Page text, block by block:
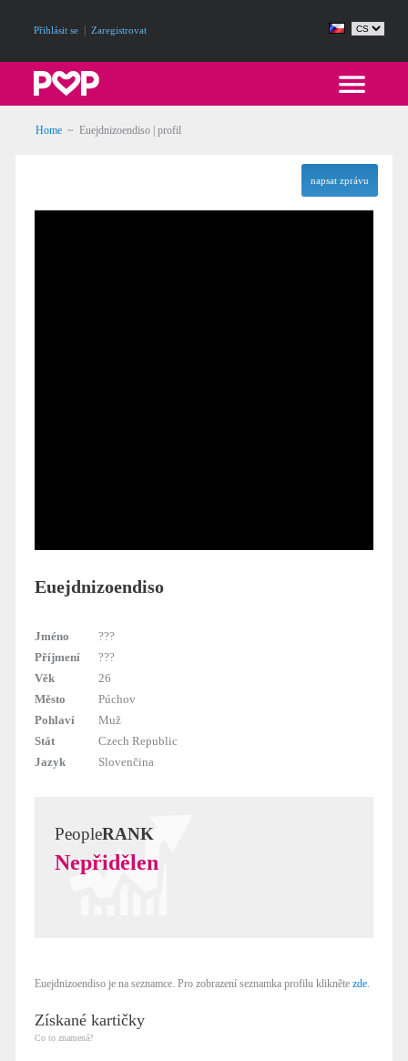
Přihlásit se Zaregistrovat
Home ~ Euejdnizoendiso | profil
napsat zprávu
Euejdnizoendiso
Jméno
???
Příjmení
???
Věk
26
Město
Púchov
Pohlaví
Muž
Stát
Czech Republic
Jazyk
Slovenčina
PeopleRANK
Nepřidělen
Euejdnizoendiso je na seznamce. Pro zobrazení seznamka profilu klikněte zde.
Získané kartičky
Co to znamená?